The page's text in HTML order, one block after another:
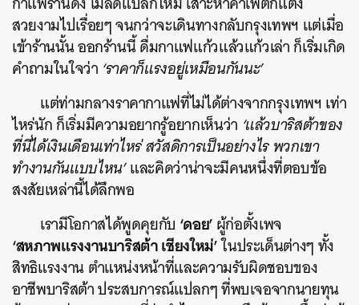
สวยงามไปเรื่อยๆ จนกว่าจะเดินทางกลับกรุงเทพฯ แต่เมื่อ
เข้าร้านนั้น ออกร้านนี้ ดื่มกาแฟแก้วแล้วแก้วเล่า ก็เริ่มเกิด
คำถามในใจว่า ‘ราคาก็แรงอยู่เหมือนกันนะ’
แต่ท่ามกลางราคากาแฟที่ไม่ได้ต่างจากกรุงเทพฯ เท่า
ไหร่นัก ก็เริ่มมีความอยากรู้อยากเห็นว่า ‘แล้วบาริสต้าของ
ที่นี่ได้เงินเดือนเท่าไหร่ สวัสดิการเป็นอย่างไร พวกเขา
ทำงานกันแบบไหน’และคิดว่าน่าจะมีคนหนึ่งที่ตอบข้อ
สงสัยเหล่านี้ได้ลึกพอ
เรามีโอกาสได้พูดคุยกับ ‘ดอย’ผู้ก่อตั้งเพจ
‘สหภาพแรงงานบาริสต้า เชียงใหม่’ในประเด็นต่างๆ ทั้ง
สิทธิแรงงาน ตำแหน่งหน้าที่และความรับผิดชอบของ
อาชีพบาริสต้า ประสบการณ์แปลกๆ ที่พบเจอจากนายทุน